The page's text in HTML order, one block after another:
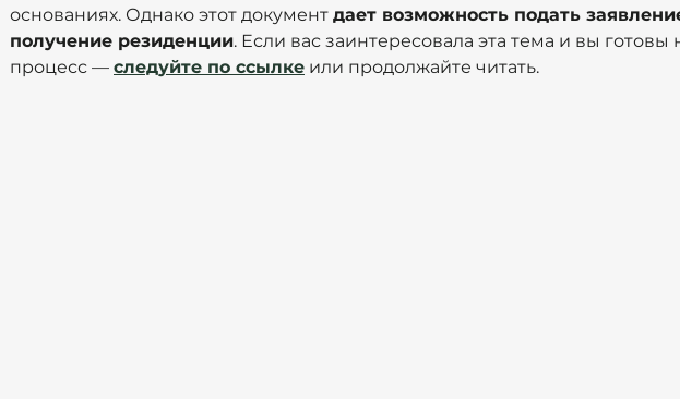
основаниях. Однако этот документ дает возможность подать
получение резиденции. Если вас заинтересовала эта тема и вы готовы
процесс — следуйте по ссылке или продолжайте читать.